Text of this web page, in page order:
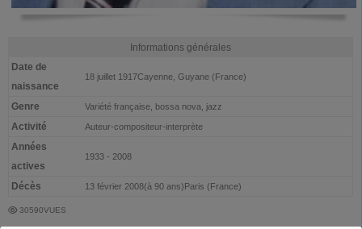
Informations générales
Date de
naissance
18 juillet 1917Cayenne, Guyane (France)
Genre Variété française, bossa nova, jazz
Activité Auteur-compositeur-interprète
Années
actives
1933 - 2008
Décès 13 février 2008(à 90 ans)Paris (France)
30590VUES